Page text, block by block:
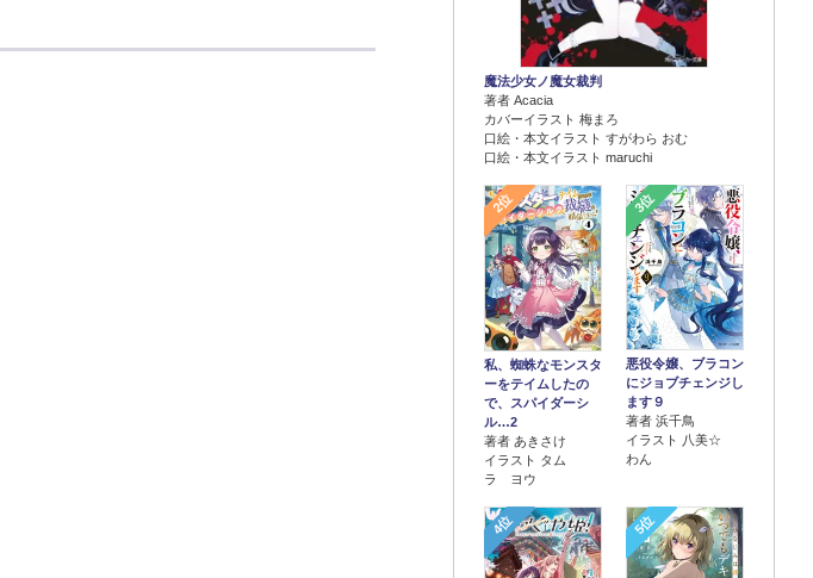
魔法少女ノ魔女裁判
著者 Acacia
カバーイラスト 梅まろ
口絵・本文イラスト すがわら おむ
口絵・本文イラスト maruchi
2位
私、蜘蛛なモンスタ
ーをテイムしたの
で、スパイダーシ
ル…2
著者 あきさけ
イラスト タム
ラ ヨウ
3位
悪役令嬢、ブラコン
にジョブチェンジし
ます９
著者 浜千鳥
イラスト 八美☆
わん
4位 5位